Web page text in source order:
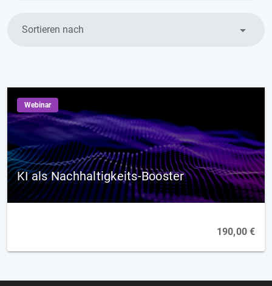
Sortieren nach
Webinar
KI als Nachhaltigkeits-Booster
190,00 €